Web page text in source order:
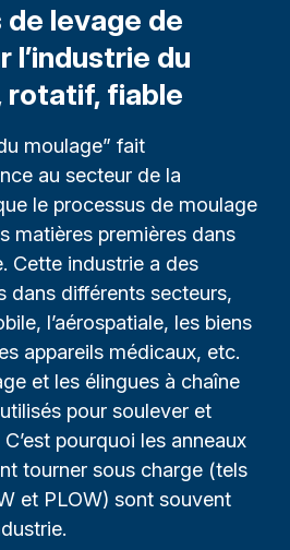
levage de
l’industrie du
rotatif, fiable
moulage” fait
au secteur de la
le processus de moulage
matières premières dans
Cette industrie a des
dans différents secteurs,
l’aérospatiale, les biens
appareils médicaux, etc.
et les élingues à chaîne
pour soulever et
pourquoi les anneaux
tourner sous charge (tels
et PLOW) sont souvent